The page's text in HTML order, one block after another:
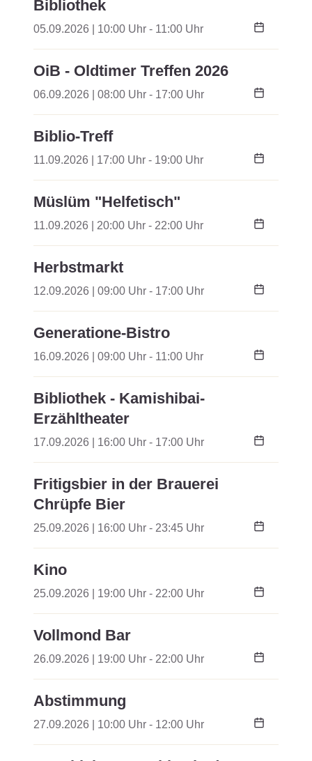
Bibliothek
05.09.2026 | 10:00 Uhr - 11:00 Uhr
OiB - Oldtimer Treffen 2026
06.09.2026 | 08:00 Uhr - 17:00 Uhr
Biblio-Treff
11.09.2026 | 17:00 Uhr - 19:00 Uhr
Müslüm "Helfetisch"
11.09.2026 | 20:00 Uhr - 22:00 Uhr
Herbstmarkt
12.09.2026 | 09:00 Uhr - 17:00 Uhr
Generatione-Bistro
16.09.2026 | 09:00 Uhr - 11:00 Uhr
Bibliothek - Kamishibai-
Erzähltheater
17.09.2026 | 16:00 Uhr - 17:00 Uhr
Fritigsbier in der Brauerei
Chrüpfe Bier
25.09.2026 | 16:00 Uhr - 23:45 Uhr
Kino
25.09.2026 | 19:00 Uhr - 22:00 Uhr
Vollmond Bar
26.09.2026 | 19:00 Uhr - 22:00 Uhr
Abstimmung
27.09.2026 | 10:00 Uhr - 12:00 Uhr